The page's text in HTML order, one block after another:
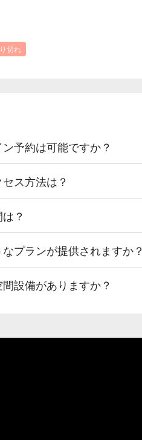
切れ
予約は可能ですか？
ス方法は？
？
プランが提供されますか？
設備がありますか？